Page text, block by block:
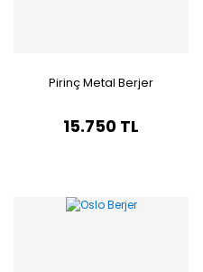
Pirinç Metal Berjer
15.750 TL